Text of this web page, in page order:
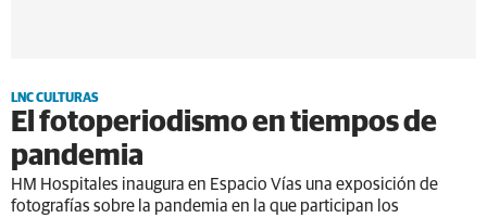
LNC CULTURAS
El fotoperiodismo en tiempos de
pandemia
HM Hospitales inaugura en Espacio Vías una exposición de
fotografías sobre la pandemia en la que participan los